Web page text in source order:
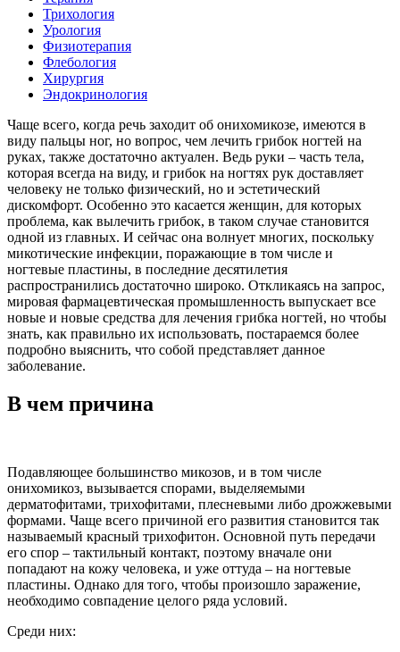
Трихология
Урология
Физиотерапия
Флебология
Хирургия
Эндокринология
Чаще всего, когда речь заходит об онихомикозе, имеются в
виду пальцы ног, но вопрос, чем лечить грибок ногтей на
руках, также достаточно актуален. Ведь руки – часть тела,
которая всегда на виду, и грибок на ногтях рук доставляет
человеку не только физический, но и эстетический
дискомфорт. Особенно это касается женщин, для которых
проблема, как вылечить грибок, в таком случае становится
одной из главных. И сейчас она волнует многих, поскольку
микотические инфекции, поражающие в том числе и
ногтевые пластины, в последние десятилетия
распространились достаточно широко. Откликаясь на запрос,
мировая фармацевтическая промышленность выпускает все
новые и новые средства для лечения грибка ногтей, но чтобы
знать, как правильно их использовать, постараемся более
подробно выяснить, что собой представляет данное
заболевание.
В чем причина
Подавляющее большинство микозов, и в том числе
онихомикоз, вызывается спорами, выделяемыми
дерматофитами, трихофитами, плесневыми либо дрожжевыми
формами. Чаще всего причиной его развития становится так
называемый красный трихофитон. Основной путь передачи
его спор – тактильный контакт, поэтому вначале они
попадают на кожу человека, и уже оттуда – на ногтевые
пластины. Однако для того, чтобы произошло заражение,
необходимо совпадение целого ряда условий.
Среди них: